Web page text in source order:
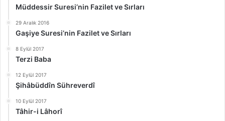
Müddessir Suresi’nin Fazilet ve Sırları
29 Aralık 2016
Gaşiye Suresi’nin Fazilet ve Sırları
8 Eylül 2017
Terzi Baba
12 Eylül 2017
Şihâbüddîn Sühreverdî
10 Eylül 2017
Tâhir-i Lâhorî